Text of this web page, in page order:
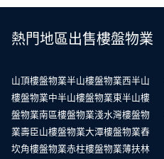
熱門地區出售樓盤物業
山頂樓盤物業半山樓盤物業西半山
樓盤物業中半山樓盤物業東半山樓
盤物業南區樓盤物業淺水灣樓盤物
業壽臣山樓盤物業大潭樓盤物業舂
坎角樓盤物業赤柱樓盤物業薄扶林